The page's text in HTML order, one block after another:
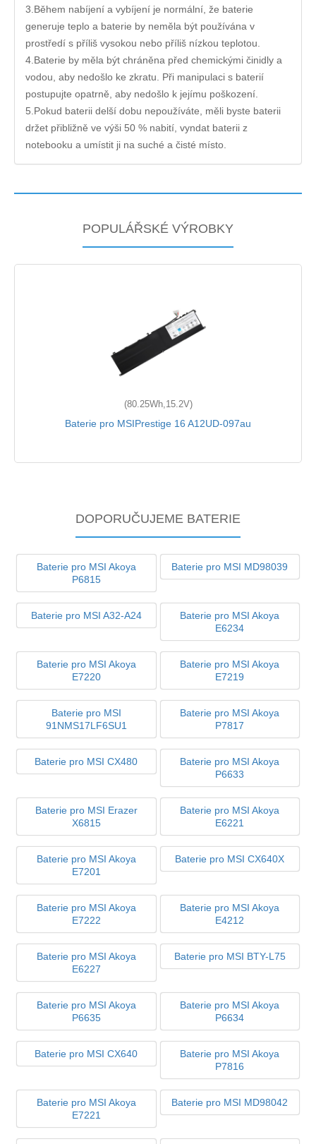
3.Během nabíjení a vybíjení je normální, že baterie
generuje teplo a baterie by neměla být používána v
prostředí s příliš vysokou nebo příliš nízkou teplotou.
4.Baterie by měla být chráněna před chemickými činidly a
vodou, aby nedošlo ke zkratu. Při manipulaci s baterií
postupujte opatrně, aby nedošlo k jejímu poškození.
5.Pokud baterii delší dobu nepoužíváte, měli byste baterii
držet přibližně ve výši 50 % nabití, vyndat baterii z
notebooku a umístit ji na suché a čisté místo.
POPULÁŘSKÉ VÝROBKY
(80.25Wh,15.2V)
Baterie pro MSIPrestige 16 A12UD-097au
DOPORUČUJEME BATERIE
Baterie pro MSI Akoya
P6815
Baterie pro MSI MD98039
Baterie pro MSI A32-A24
Baterie pro MSI Akoya
E6234
Baterie pro MSI Akoya
E7220
Baterie pro MSI Akoya
E7219
Baterie pro MSI
91NMS17LF6SU1
Baterie pro MSI Akoya
P7817
Baterie pro MSI CX480
Baterie pro MSI Akoya
P6633
Baterie pro MSI Erazer
X6815
Baterie pro MSI Akoya
E6221
Baterie pro MSI Akoya
E7201
Baterie pro MSI CX640X
Baterie pro MSI Akoya
E7222
Baterie pro MSI Akoya
E4212
Baterie pro MSI Akoya
E6227
Baterie pro MSI BTY-L75
Baterie pro MSI Akoya
P6635
Baterie pro MSI Akoya
P6634
Baterie pro MSI CX640
Baterie pro MSI Akoya
P7816
Baterie pro MSI Akoya
E7221
Baterie pro MSI MD98042